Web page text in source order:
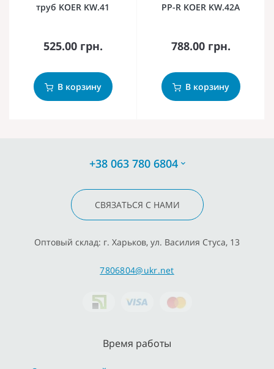
труб KOER KW.41
525.00 грн.
В корзину
PP-R KOER KW.42А
788.00 грн.
В корзину
+38 063 780 6804
СВЯЗАТЬСЯ С НАМИ
Оптовый склад: г. Харьков, ул. Василия Стуса, 13
7806804@ukr.net
Время работы